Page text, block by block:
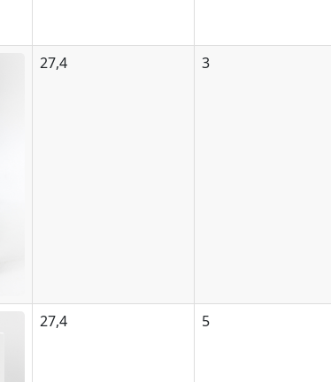
27,4 3
27,4 5